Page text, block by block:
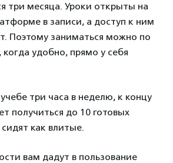
три месяца. Уроки открыты на
в записи, а доступ к ним
Поэтому заниматься можно по
когда удобно, прямо у себя
три часа в неделю, к концу
получиться до 10 готовых
как влитые.
вам дадут в пользование